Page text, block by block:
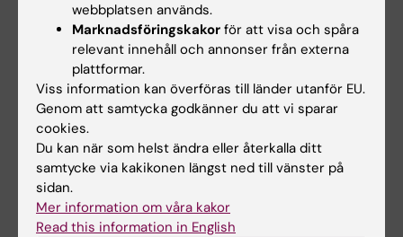
På momentet ges något av betygen U eller G.
För G krävs G på examinationsuppgift a), b)
och c) samt fullgjorda obligatoriska
utbildningsinslag.
Betyg på hel kurs
På kursen ges något av betygen U eller G. För
betyget G på hel kurs krävs G på moment 1
och 2.
webbplatsen används.
Marknadsföringskakor för att visa och spåra
relevant innehåll och annonser från externa
plattformar.
Viss information kan överföras till länder utanför EU.
Genom att samtycka godkänner du att vi sparar
cookies.
Du kan när som helst ändra eller återkalla ditt
samtycke via kakikonen längst ned till vänster på
sidan.
Mer information om våra kakor
Read this information in English